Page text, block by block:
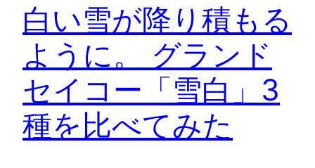
白い雪が降り積もる
ように。 グランド
セイコー「雪白」3
種を比べてみた